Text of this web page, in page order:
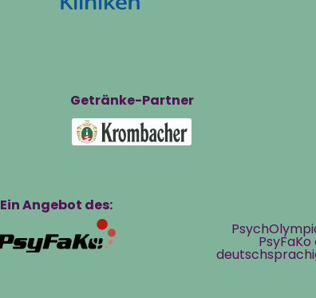
Getränke-Partner
Ein Angebot des: